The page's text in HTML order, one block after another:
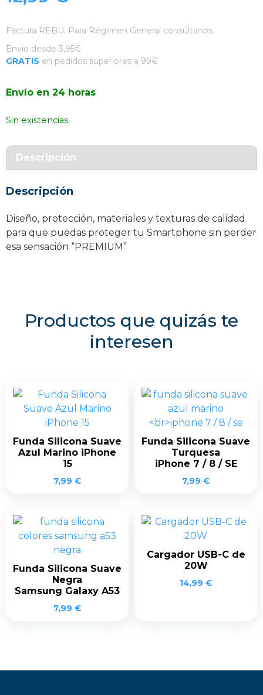
Factura REBU. Para Régimen General consúltanos.
Envío desde 3,95€
GRATIS en pedidos superiores a 99€
Envío en 24 horas
Sin existencias
Descripción
Descripción
Diseño, protección, materiales y texturas de calidad
para que puedas proteger tu Smartphone sin perder
esa sensación “PREMIUM”
Productos que quizás te
interesen
Funda Silicona Suave
Azul Marino iPhone
15
7,99 €
Funda Silicona Suave
Turquesa
iPhone 7 / 8 / SE
7,99 €
Funda Silicona Suave
Negra
Samsung Galaxy A53
7,99 €
Cargador USB-C de
20W
14,99 €